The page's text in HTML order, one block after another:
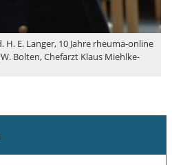
H. E. Langer, 10 Jahre rheuma-online
Bolten, Chefarzt Klaus Miehlke-